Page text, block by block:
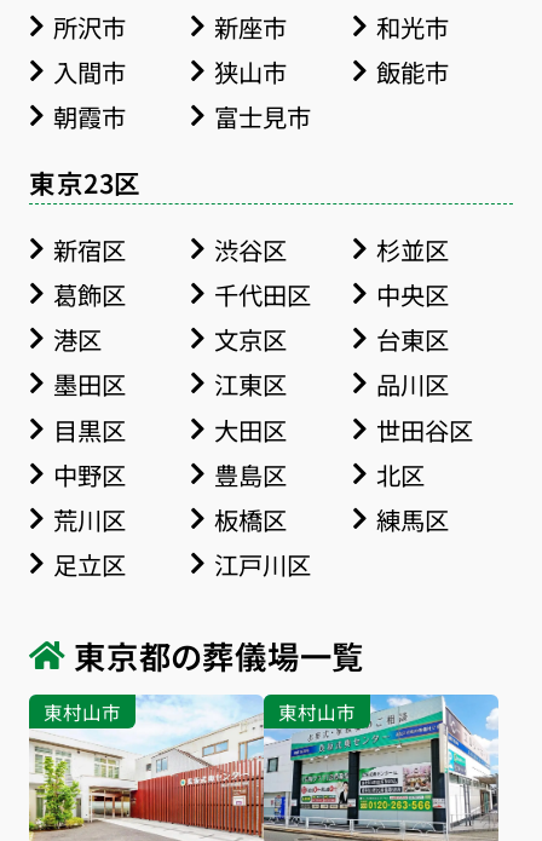
所沢市 新座市
和光市
入間市
狭山市
飯能市
朝霞市
富士見市
東京23区
新宿区 渋谷区
杉並区
葛飾区
千代田区
中央区
港区
文京区
台東区
墨田区
江東区
品川区
目黒区
大田区
世田谷区
中野区
豊島区
北区
荒川区
板橋区
練馬区
足立区
江戸川区
東京都の葬儀場一覧
東村山市 東村山市